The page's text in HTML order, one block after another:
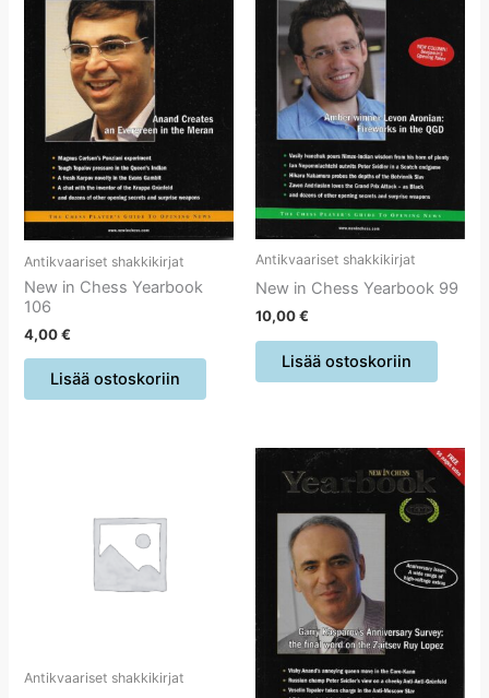
Antikvaariset shakkikirjat
New in Chess Yearbook
106
4,00€
Lisää ostoskoriin
Antikvaariset shakkikirjat
New in Chess Yearbook 99
10,00€
Lisää ostoskoriin
Antikvaariset shakkikirjat